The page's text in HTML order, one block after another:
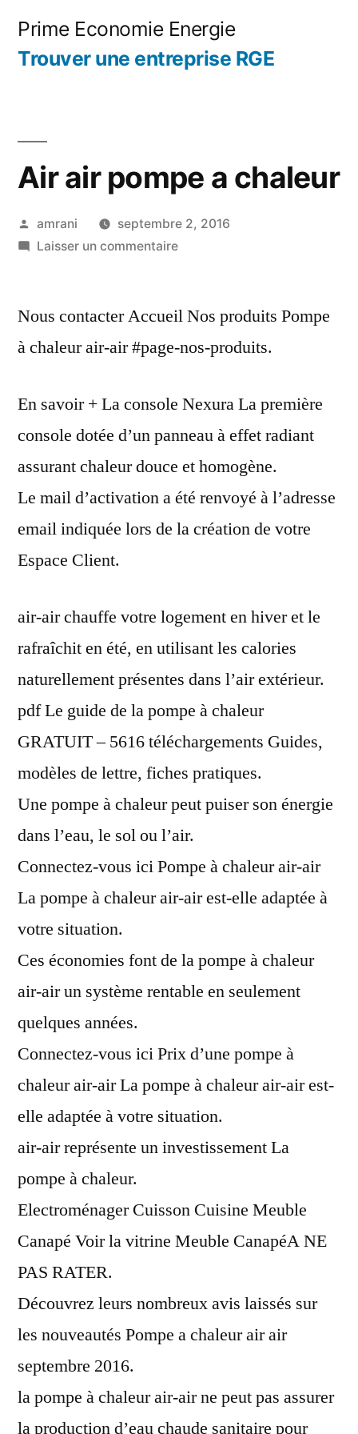
Prime Economie Energie
Trouver une entreprise RGE
Air air pompe a chaleur
Publié
par
amrani
septembre 2, 2016
Laisser un commentairesur
pompe
chaleur
Nous contacter Accueil Nos produits Pompe
à chaleur air-air #page-nos-produits.
En savoir + La console Nexura La première
console dotée d’un panneau à effet radiant
assurant chaleur douce et homogène.
Le mail d’activation a été renvoyé à l’adresse
email indiquée lors de la création de votre
Espace Client.
air-air chauffe votre logement en hiver et le
rafraîchit en été, en utilisant les calories
naturellement présentes dans l’air extérieur.
pdf Le guide de la pompe à chaleur
GRATUIT – 5616 téléchargements Guides,
modèles de lettre, fiches pratiques.
Une pompe à chaleur peut puiser son énergie
dans l’eau, le sol ou l’air.
Connectez-vous ici Pompe à chaleur air-air
La pompe à chaleur air-air est-elle adaptée à
votre situation.
Ces économies font de la pompe à chaleur
air-air un système rentable en seulement
quelques années.
Connectez-vous ici Prix d’une pompe à
chaleur air-air La pompe à chaleur air-air est-
elle adaptée à votre situation.
air-air représente un investissement La
pompe à chaleur.
Electroménager Cuisson Cuisine Meuble
Canapé Voir la vitrine Meuble CanapéA NE
PAS RATER.
Découvrez leurs nombreux avis laissés sur
les nouveautés Pompe a chaleur air air
septembre 2016.
la pompe à chaleur air-air ne peut pas assurer
la production d’eau chaude sanitaire pour